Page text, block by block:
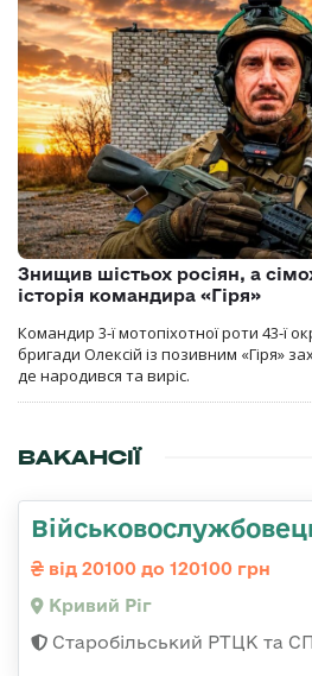
Знищив шістьох росіян, а
історія командира «Гіря»
Командир 3-ї мотопіхотної роти 43-ї
бригади Олексій із позивним «Гіря»
де народився та виріс.
ВАКАНСІЇ
від 20100 до 120100 грн
Кривий Ріг
Старобільський РТЦК та СП